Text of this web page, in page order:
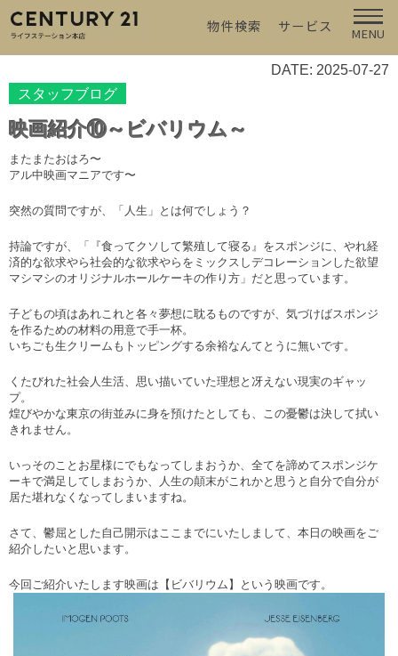
物件検索 サービス MENU
DATE: 2025-07-27
スタッフブログ
映画紹介⑩～ビバリウム～
またまたおはろ〜
アル中映画マニアです〜
突然の質問ですが、「人生」とは何でしょう？
持論ですが、「『食ってクソして繁殖して寝る』をスポンジに、やれ経
済的な欲求やら社会的な欲求やらをミックスしデコレーションした欲望
マシマシのオリジナルホールケーキの作り方」だと思っています。
子どもの頃はあれこれと各々夢想に耽るものですが、気づけばスポンジ
を作るための材料の用意で手一杯。
いちごも生クリームもトッピングする余裕なんてとうに無いです。
くたびれた社会人生活、思い描いていた理想と冴えない現実のギャッ
プ。
煌びやかな東京の街並みに身を預けたとしても、この憂鬱は決して拭い
きれません。
いっそのことお星様にでもなってしまおうか、全てを諦めてスポンジケ
ーキで満足してしまおうか、人生の顛末がこれかと思うと自分で自分が
居た堪れなくなってしまいますね。
さて、鬱屈とした自己開示はここまでにいたしまして、本日の映画をご
紹介したいと思います。
今回ご紹介いたします映画は【ビバリウム】という映画です。